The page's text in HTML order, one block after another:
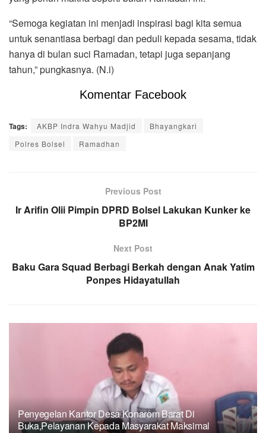
“Semoga kegiatan ini menjadi inspirasi bagi kita semua
untuk senantiasa berbagi dan peduli kepada sesama, tidak
hanya di bulan suci Ramadan, tetapi juga sepanjang
tahun,” pungkasnya. (N.i)
Komentar Facebook
Tags: AKBP Indra Wahyu Madjid
Bhayangkari
Polres Bolsel
Ramadhan
Previous Post
Ir Arifin Olii Pimpin DPRD Bolsel Lakukan Kunker ke
BP2MI
Next Post
Baku Gara Squad Berbagi Berkah dengan Anak Yatim
Ponpes Hidayatullah
Penyegelan Kantor Desa Konarom Barat Di
Buka,Pelayanan Kepada Masyarakat Maksimal